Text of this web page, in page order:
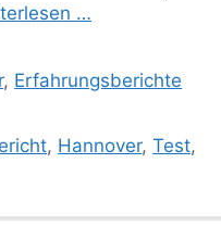
…
, Erfahrungsberichte
, Hannover,Test,